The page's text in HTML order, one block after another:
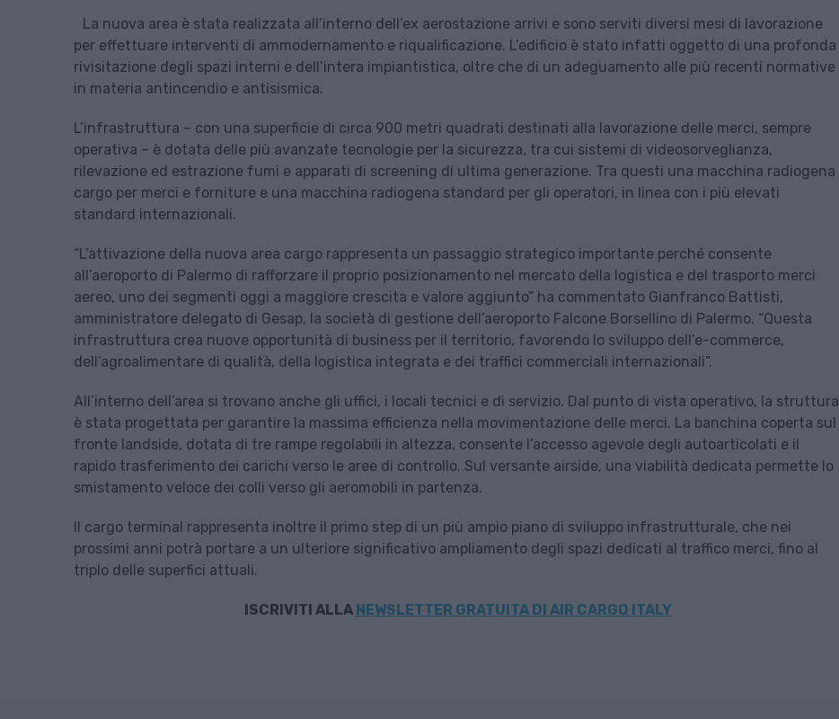
La nuova area è stata realizzata all’interno dell’ex aerostazione arrivi e sono serviti diversi mesi di lavorazione
per effettuare interventi di ammodernamento e riqualificazione. L’edificio è stato infatti oggetto di una profonda
rivisitazione degli spazi interni e dell’intera impiantistica, oltre che di un adeguamento alle più recenti normative
in materia antincendio e antisismica.
L’infrastruttura – con una superficie di circa 900 metri quadrati destinati alla lavorazione delle merci, sempre
operativa – è dotata delle più avanzate tecnologie per la sicurezza, tra cui sistemi di videosorveglianza,
rilevazione ed estrazione fumi e apparati di screening di ultima generazione. Tra questi una macchina radiogena
cargo per merci e forniture e una macchina radiogena standard per gli operatori, in linea con i più elevati
standard internazionali.
“L’attivazione della nuova area cargo rappresenta un passaggio strategico importante perché consente
all’aeroporto di Palermo di rafforzare il proprio posizionamento nel mercato della logistica e del trasporto merci
aereo, uno dei segmenti oggi a maggiore crescita e valore aggiunto” ha commentato Gianfranco Battisti,
amministratore delegato di Gesap, la società di gestione dell’aeroporto Falcone Borsellino di Palermo. “Questa
infrastruttura crea nuove opportunità di business per il territorio, favorendo lo sviluppo dell’e-commerce,
dell’agroalimentare di qualità, della logistica integrata e dei traffici commerciali internazionali”.
All’interno dell’area si trovano anche gli uffici, i locali tecnici e di servizio. Dal punto di vista operativo, la struttura
è stata progettata per garantire la massima efficienza nella movimentazione delle merci. La banchina coperta sul
fronte landside, dotata di tre rampe regolabili in altezza, consente l’accesso agevole degli autoarticolati e il
rapido trasferimento dei carichi verso le aree di controllo. Sul versante airside, una viabilità dedicata permette lo
smistamento veloce dei colli verso gli aeromobili in partenza.
Il cargo terminal rappresenta inoltre il primo step di un più ampio piano di sviluppo infrastrutturale, che nei
prossimi anni potrà portare a un ulteriore significativo ampliamento degli spazi dedicati al traffico merci, fino al
triplo delle superfici attuali.
ISCRIVITI ALLA NEWSLETTER GRATUITA DI AIR CARGO ITALY